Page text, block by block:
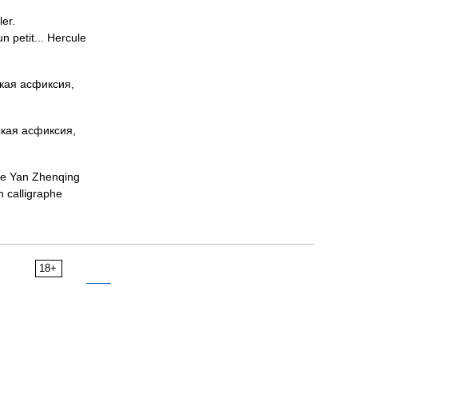
petit... Hercule
асфиксия,
асфиксия,
Yan Zhenqing
calligraphe
18+